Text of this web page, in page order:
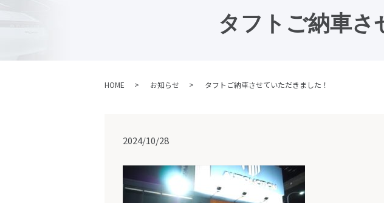
タフトご納車さ
HOME お知らせ タフトご納車させていただきました！
2024/10/28